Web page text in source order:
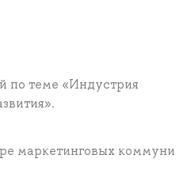
по теме «Индустрия
маркетинговых